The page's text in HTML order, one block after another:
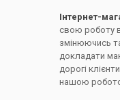
Інтернет-
свою роботу в
змінюючись
докладати
дорогі
нашою